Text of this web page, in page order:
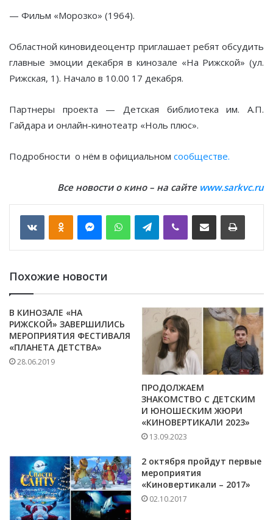
— Фильм «Морозко» (1964).
Областной киновидеоцентр приглашает ребят обсудить
главные эмоции декабря в кинозале «На Рижской» (ул.
Рижская, 1). Начало в 10.00 17 декабря.
Партнеры проекта — Детская библиотека им. А.П.
Гайдара и онлайн-кинотеатр «Ноль плюс».
Подробности о нём в официальном сообществе.
Все новости о кино – на сайте www.sarkvc.ru
VKontakte WhatsApp Telegram
Похожие новости
В КИНОЗАЛЕ «НА
РИЖСКОЙ» ЗАВЕРШИЛИСЬ
МЕРОПРИЯТИЯ ФЕСТИВАЛЯ
«ПЛАНЕТА ДЕТСТВА»
28.06.2019
ПРОДОЛЖАЕМ
ЗНАКОМСТВО С ДЕТСКИМ
И ЮНОШЕСКИМ ЖЮРИ
«КИНОВЕРТИКАЛИ 2023»
13.09.2023
2 октября пройдут первые
мероприятия
«Киновертикали – 2017»
02.10.2017